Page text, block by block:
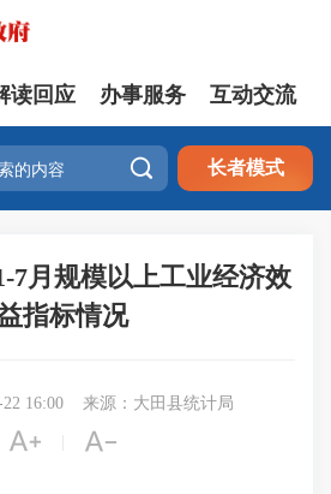
读回应 办事服务 互动交流
 长者模式
7月规模以上工业经济效
指标情况
16:00 来源：大田县统计局
 